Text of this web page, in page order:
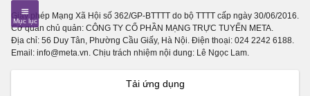
Giấy phép Mạng Xã Hội số 362/GP-BTTTT do bộ TTTT cấp ngày 30/06/2016.
Cơ quan chủ quản: CÔNG TY CỔ PHẦN MẠNG TRỰC TUYẾN META.
Địa chỉ: 56 Duy Tân, Phường Cầu Giấy, Hà Nội. Điện thoại: 024 2242 6188.
Email: info@meta.vn. Chịu trách nhiệm nội dung: Lê Ngọc Lam.
Tải ứng dụng